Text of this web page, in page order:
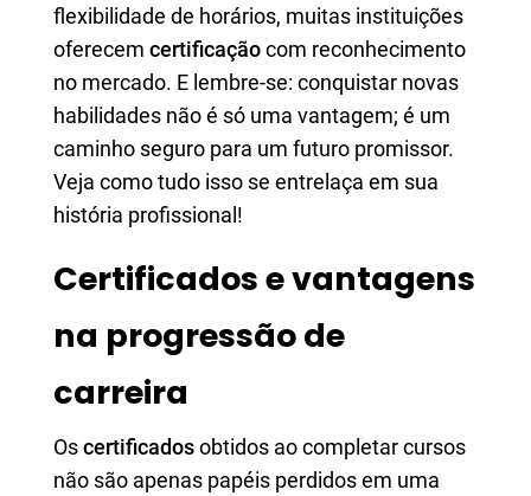
flexibilidade de horários, muitas instituições
oferecem certificaçãocom reconhecimento
no mercado. E lembre-se: conquistar novas
habilidades não é só uma vantagem; é um
caminho seguro para um futuro promissor.
Veja como tudo isso se entrelaça em sua
história profissional!
Certificados e vantagens
na progressão de
carreira
Oscertificadosobtidos ao completar cursos
não são apenas papéis perdidos em uma